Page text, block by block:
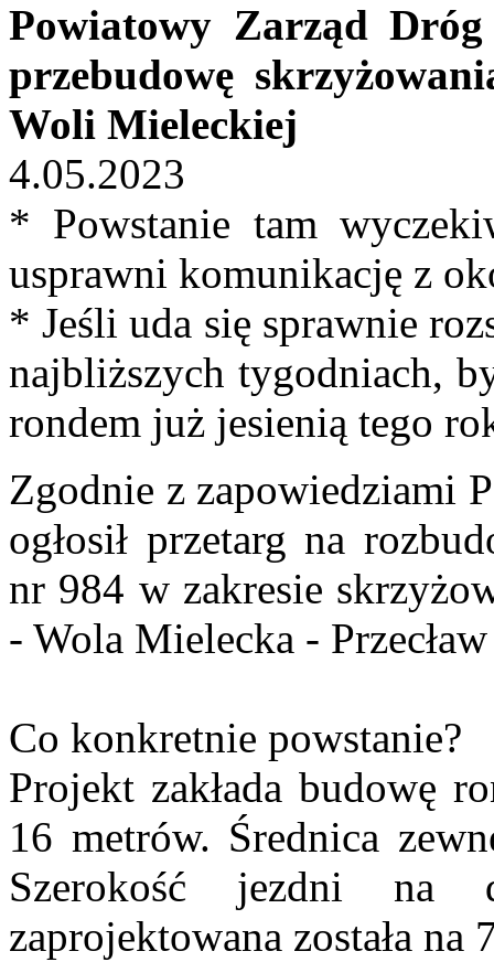
Powiatowy Zarząd
przebudowę
Woli Mieleckiej
4.05.2023
* Powstanie tam
usprawni komunikację z
* Jeśli uda się sprawnie
najbliższych tygodniach,
rondem już jesienią tego
Zgodnie z zapowiedziami
ogłosił przetarg na
nr 984 w zakresie
- Wola Mielecka -
Co konkretnie powstanie?
Projekt zakłada budowę
16 metrów. Średnica
Szerokość jezdni na
zaprojektowana została